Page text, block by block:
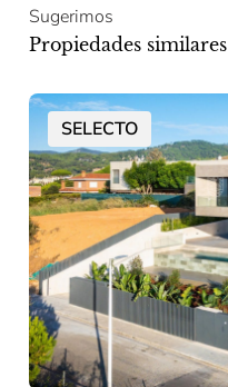
Sugerimos
Propiedades similares
SELECTO